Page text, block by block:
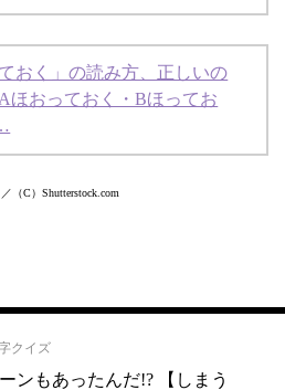
ておく」の読み方、正しいの
ほおっておく・Bほってお
（C）Shutterstock.com
クイズ
ンもあったんだ!? 【しまう